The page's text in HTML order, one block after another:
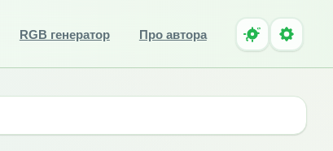
RGB генератор Про автора